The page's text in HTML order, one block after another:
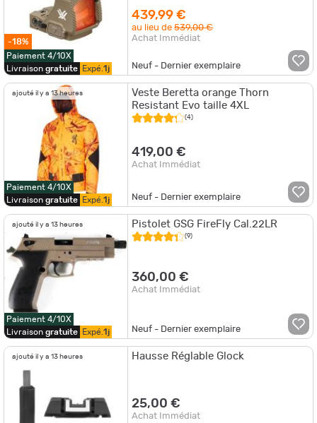
-18%
Paiement 4/10X
Livraison gratuite Expé. 1j
439,99 €
au lieu de539,00 €
Achat Immédiat
Neuf - Dernier exemplaire
ajouté il y a 13 heures
Paiement 4/10X
Livraison gratuite Expé. 1j
Veste Beretta orange Thorn
Resistant Evo taille 4XL
(4)
419,00 €
Achat Immédiat
Neuf - Dernier exemplaire
ajouté il y a 13 heures
Paiement 4/10X
Livraison gratuite Expé. 1j
Pistolet GSG FireFly Cal.22LR
(9)
360,00 €
Achat Immédiat
Neuf - Dernier exemplaire
ajouté il y a 13 heures Hausse Réglable Glock
25,00 €
Achat Immédiat